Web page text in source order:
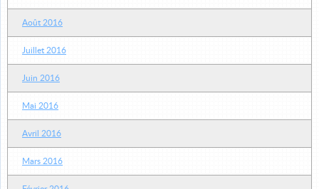
Août 2016
Juillet 2016
Juin 2016
Mai 2016
Avril 2016
Mars 2016